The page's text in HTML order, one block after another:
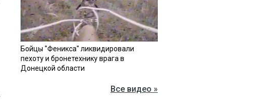
Бойцы "Феникса" ликвидировали
пехоту и бронетехнику врага в
Донецкой области
Все видео »